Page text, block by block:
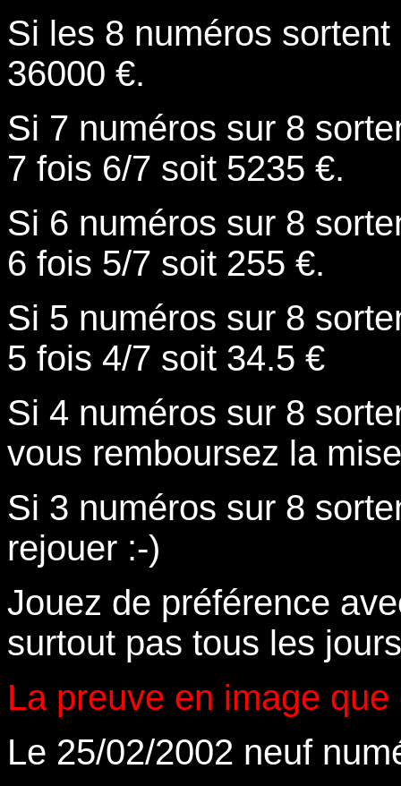
Si les 8 numéros
36000 €.
Si 7 numéros sur 8
7 fois 6/7 soit 5235 €.
Si 6 numéros sur 8
6 fois 5/7 soit 255 €.
Si 5 numéros sur 8
5 fois 4/7 soit 34.5 €
Si 4 numéros sur 8
vous remboursez la mise
Si 3 numéros sur 8
rejouer :-)
Jouez de préférence
surtout pas tous les
La preuve en image
Le 25/02/2002 neuf